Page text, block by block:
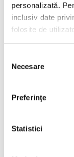
personalizată.
inclusiv date
folosite de
consimțământului
Necesare
Preferinţe
Statistici